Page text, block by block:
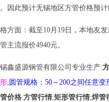
因此预计无锡地区方管价格预
方面：截至10月19日，本地友
主流报价4940元。
鑫盛源钢管有限公司专业生产:
, 圆管规格：50～200之间任意变
价格.方管行情,矩形管行情,焊管